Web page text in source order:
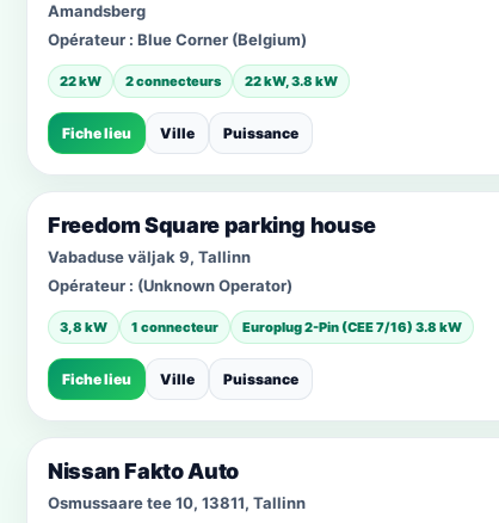
Amandsberg
Opérateur : Blue Corner (Belgium)
22 kW 2 connecteurs 22 kW, 3.8 kW
Fiche lieu Ville Puissance
Freedom Square parking house
Vabaduse väljak 9, Tallinn
Opérateur : (Unknown Operator)
3,8 kW 1 connecteur Europlug 2-Pin (CEE 7/16) 3.8 kW
Fiche lieu Ville Puissance
Nissan Fakto Auto
Osmussaare tee 10, 13811, Tallinn